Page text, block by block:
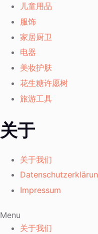
儿童用品
服饰
家居厨卫
电器
美妆护肤
花生糖许愿树
旅游工具
关于
关于我们
Impressum
Menu
关于我们